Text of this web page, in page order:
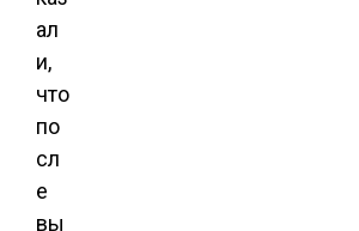
ал
и,
что
по
сл
е
вы